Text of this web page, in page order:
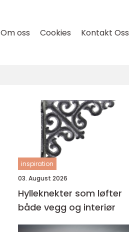
Om oss Cookies Kontakt Oss
inspiration
03. August 2026
Hylleknekter som løfter
både vegg og interiør